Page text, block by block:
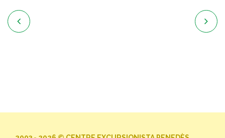
 